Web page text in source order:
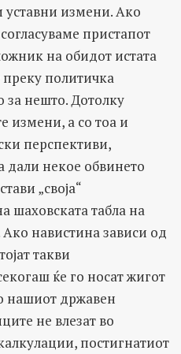
измени. Ако
пристапот
на обидот истата
преку политичка
за нешто. Дотолку
измени, а со тоа и
перспективи,
дали некое обвинето
„своја“
шаховската табла на
навистина зависи од
такви
ќе го носат жигот
нашиот државен
не влезат во
постигнатиот